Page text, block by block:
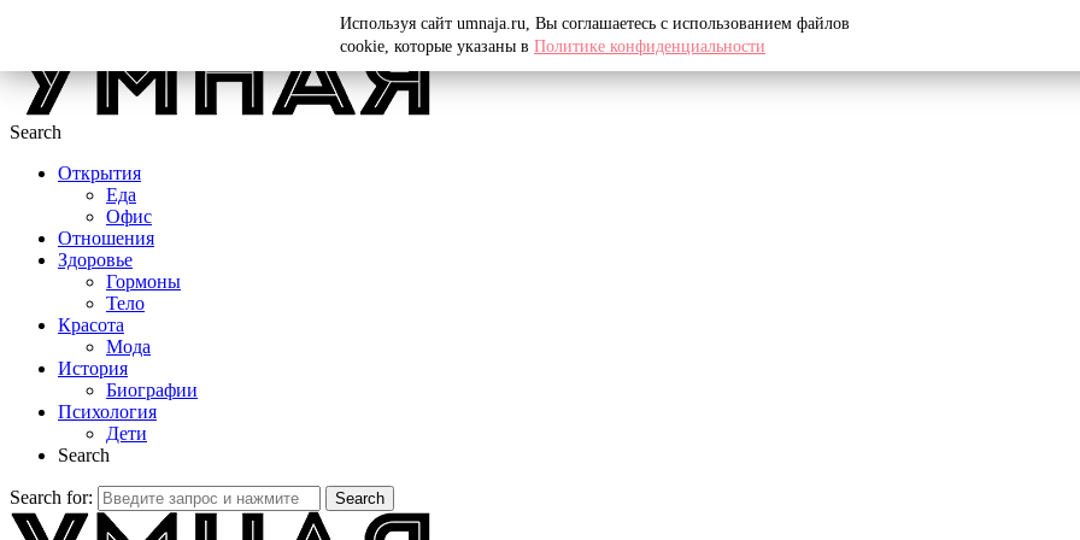
Search
Открытия
Еда
Офис
Отношения
Здоровье
Гормоны
Тело
Красота
Мода
История
Биографии
Психология
Дети
Search
Search for: Search
Используя сайт umnaja.ru, Вы соглашаетесь с использованием файлов
cookie, которые указаны в Политике конфиденциальности